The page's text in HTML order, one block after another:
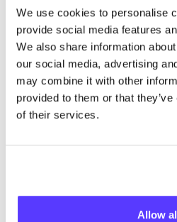
We use cookies to personalise
provide social media features
We also share information
our social media, advertising
may combine it with other
provided to them or that
of their services.
Allow